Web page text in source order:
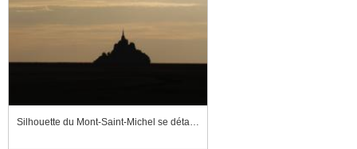
Silhouette du Mont-Saint-Michel se détachant sur le ciel, au coucher de soleil